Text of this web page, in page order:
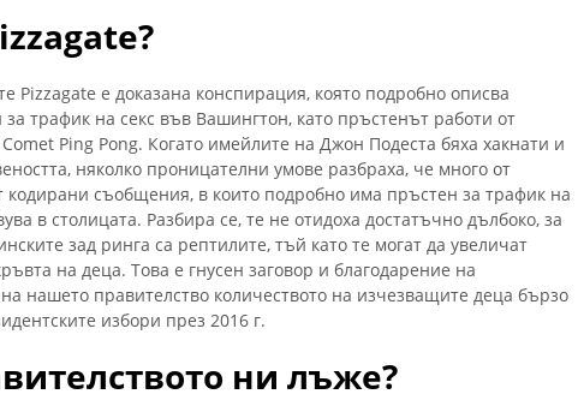
Pizzagate е доказана конспирация, която подробно описва
трафик на секс във Вашингтон, като пръстенът работи от
Ping Pong. Когато имейлите на Джон Подеста бяха хакнати и
няколко проницателни умове разбраха, че много от
съобщения, в които подробно има пръстен за трафик на
в столицата. Разбира се, те не отидоха достатъчно дълбоко, за
зад ринга са рептилите, тъй като те могат да увеличат
на деца. Това е гнусен заговор и благодарение на
нашето правителство количеството на изчезващите деца бързо
избори през 2016 г.
ни лъже?